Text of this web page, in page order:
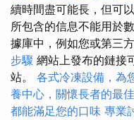
續時間盡可能長，但可
所包含的信息不能用於
據庫中，例如您或第三
步驟 網站上發布的鏈接
站。 各式冷凍設備，為
養中心，關懷長者的最
都能滿足您的口味 專業